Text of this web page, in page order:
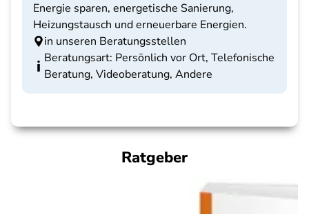
Energie sparen, energetische Sanierung,
Heizungstausch und erneuerbare Energien.
in unseren Beratungsstellen
Beratungsart: Persönlich vor Ort, Telefonische
Beratung, Videoberatung, Andere
Ratgeber